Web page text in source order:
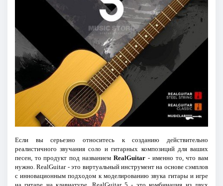
Если вы серьезно относитесь к созданию действительно
реалистичного звучания соло и гитарных композиций для ваших
песен, то продукт под названием RealGuitar - именно то, что вам
нужно. RealGuitar - это виртуальный инструмент на основе сэмплов
с инновационным подходом к моделированию звука гитары и игре